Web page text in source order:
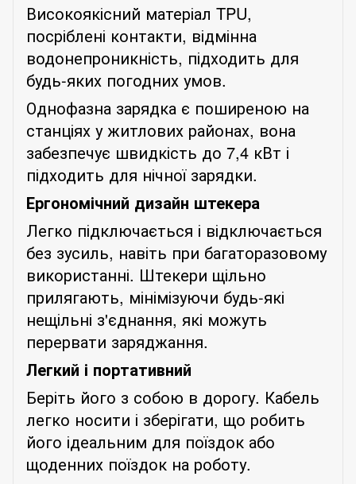
Високоякісний матеріал TPU,
посріблені контакти, відмінна
водонепроникність, підходить для
будь-яких погодних умов.
Однофазна зарядка є поширеною на
станціях у житлових районах, вона
забезпечує швидкість до 7,4 кВт і
підходить для нічної зарядки.
Ергономічний дизайн штекера
Легко підключається і відключається
без зусиль, навіть при багаторазовому
використанні. Штекери щільно
прилягають, мінімізуючи будь-які
нещільні з'єднання, які можуть
перервати заряджання.
Легкий і портативний
Беріть його з собою в дорогу. Кабель
легко носити і зберігати, що робить
його ідеальним для поїздок або
щоденних поїздок на роботу.